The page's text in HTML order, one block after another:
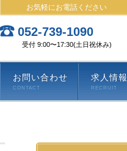
お気軽にお電話ください
052-739-1090
受付 9:00〜17:30(土日祝休み)
お問い合わせ
CONTACT
求人情報
RECRUIT